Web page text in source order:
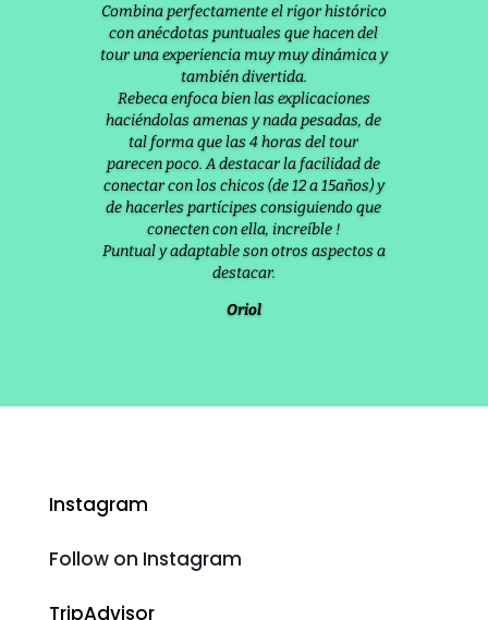
Combina perfectamente el rigor histórico
con anécdotas puntuales que hacen del
tour una experiencia muy muy dinámica y
también divertida.
Rebeca enfoca bien las explicaciones
haciéndolas amenas y nada pesadas, de
tal forma que las 4 horas del tour
parecen poco. A destacar la facilidad de
conectar con los chicos (de 12 a 15años) y
de hacerles partícipes consiguiendo que
conecten con ella, increíble !
Puntual y adaptable son otros aspectos a
destacar.
Oriol
Instagram
Follow on Instagram
TripAdvisor